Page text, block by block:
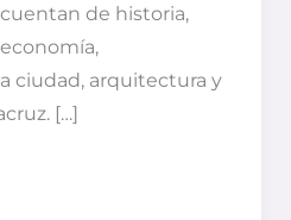
de historia,
ciudad, arquitectura y
[…]